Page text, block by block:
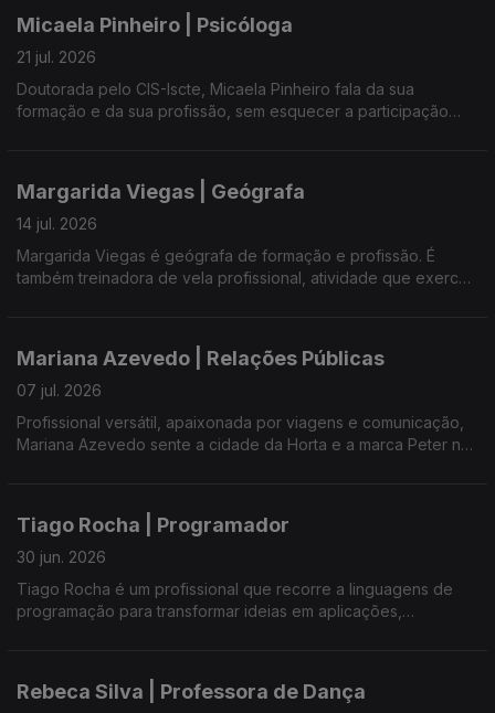
indicações e desfrute - sem dúvida, o melhor salvamento é
aquele que não precisa de ser feito.
Micaela Pinheiro | Psicóloga
21 jul. 2026
Doutorada pelo CIS-Iscte, Micaela Pinheiro fala da sua
formação e da sua profissão, sem esquecer a participação
Entre os compromissos profissionais e familiares, gosta de
partilhar com os outros os seus dotes vocais e a sua
Margarida Viegas | Geógrafa
14 jul. 2026
Margarida Viegas é geógrafa de formação e profissão. É
também treinadora de vela profissional, atividade que exerce
assumindo o mandato de 2026-2027.
Mariana Azevedo | Relações Públicas
07 jul. 2026
Profissional versátil, apaixonada por viagens e comunicação,
Mariana Azevedo sente a cidade da Horta e a marca Peter na
Tiago Rocha | Programador
30 jun. 2026
Tiago Rocha é um profissional que recorre a linguagens de
programação para transformar ideias em aplicações,
Rebeca Silva | Professora de Dança